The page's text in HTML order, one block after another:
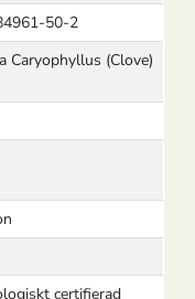
50-2
Caryophyllus (Clove)
certifierad